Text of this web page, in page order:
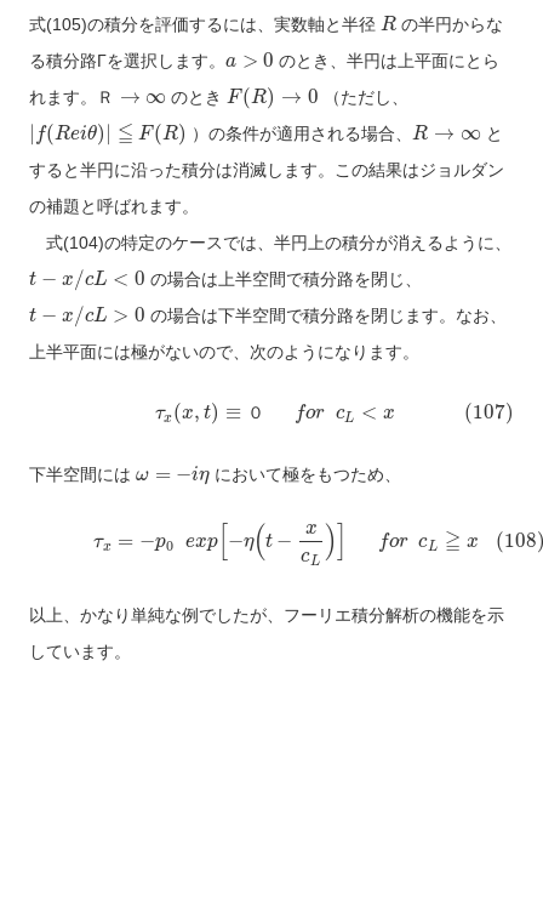
式(105)の積分を評価するには、実数軸と半径 R の半円からな
る積分路Γを選択します。 a > 0 のとき、半円は上平面にとら
れます。
Ｒ → ∞ のとき F(R) → 0 （ただし、
f(Reiθ) ≦ F(R) ）の条件が適用される場合、 R → ∞ と
すると半円に沿った積分は消滅します。この結果はジョルダン
の補題と呼ばれます。
式(104)の特定のケースでは、半円上の積分が消えるように、
t − x/cL < 0 の場合は上半空間で積分路を閉じ、
t − x/cL > 0 の場合は下半空間で積分路を閉じます。なお、
上半平面には極がないので、次のようになります。
τx(x, t) ≡ ０ for cL < x (107)
下半空間には ω = −iηにおいて極をもつため、
τx = −p0 exp[ −η(t −
x
cL ) for cL ≧ x
以上、かなり単純な例でしたが、フーリエ積分解析の機能を示
しています。